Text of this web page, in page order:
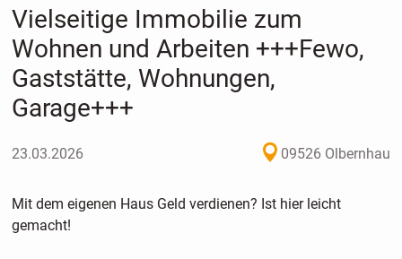
Vielseitige Immobilie zum
Wohnen und Arbeiten +++Fewo,
Gaststätte, Wohnungen,
Garage+++
23.03.2026 09526 Olbernhau
Mit dem eigenen Haus Geld verdienen? Ist hier leicht
gemacht!